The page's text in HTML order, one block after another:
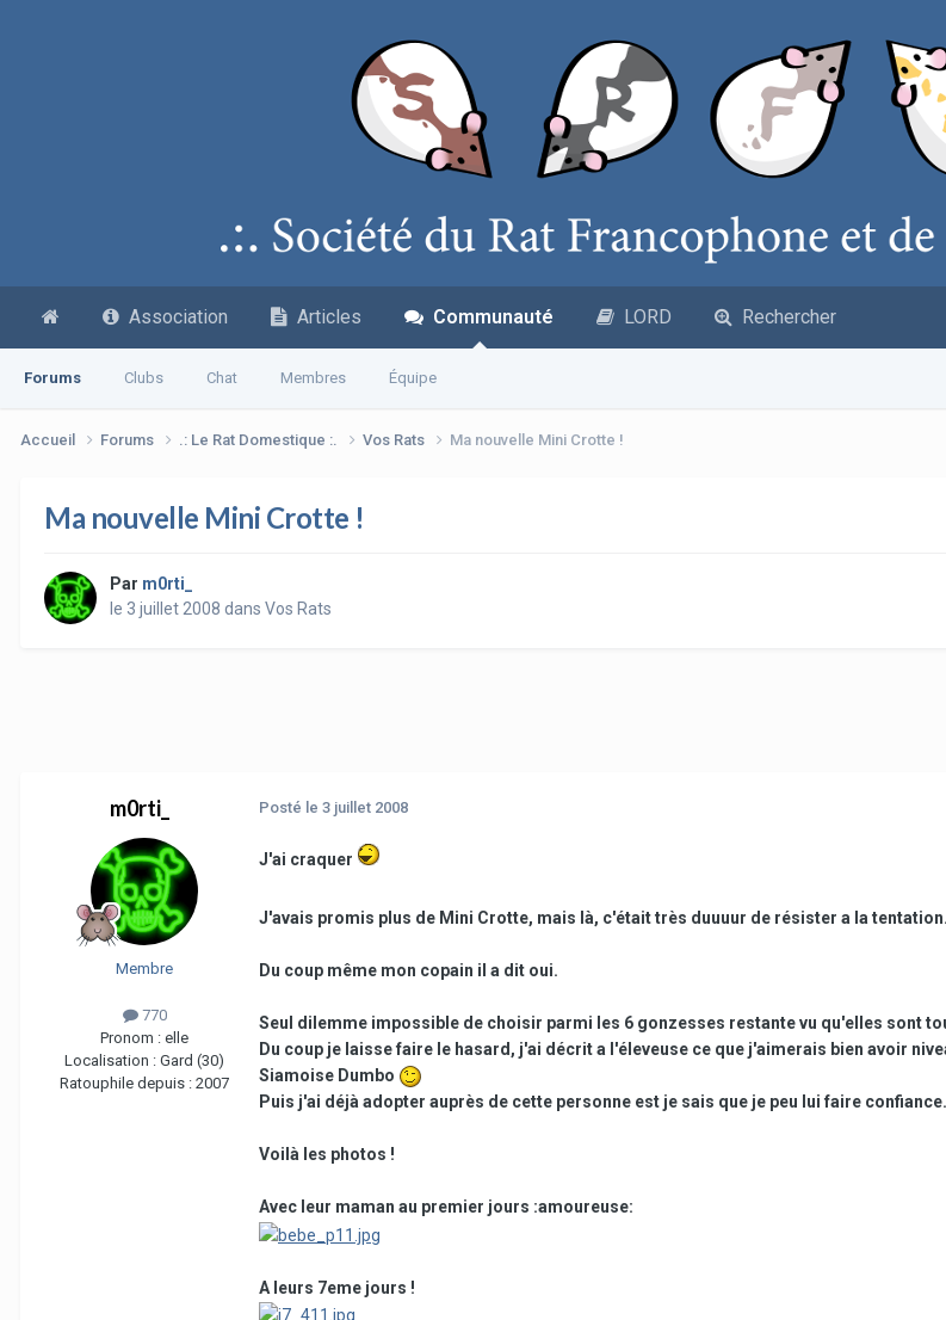
Association Articles Communauté
Forums Clubs Chat Membres Équipe
LORD Rechercher
Accueil Forums .: Le Rat Domestique :. Vos Rats Ma nouvelle Mini Crotte !
Ma nouvelle Mini Crotte !
Par m0rti_
le 3 juillet 2008 dans Vos Rats
m0rti_
Membre
770
Pronom : elle
Localisation : Gard (30)
Ratouphile depuis : 2007
Posté le 3 juillet 2008
J'ai craquer
J'avais promis plus de Mini Crotte, mais là, c'était très duuuur de résister a la tentation.
Du coup même mon copain il a dit oui.
Seul dilemme impossible de choisir parmi les 6 gonzesses restante vu qu'elles sont
Du coup je laisse faire le hasard, j'ai décrit a l'éleveuse ce que j'aimerais bien avoir
Siamoise Dumbo
Puis j'ai déjà adopter auprès de cette personne est je sais que je peu lui faire confiance.
Voilà les photos !
Avec leur maman au premier jours :amoureuse:
A leurs 7eme jours !